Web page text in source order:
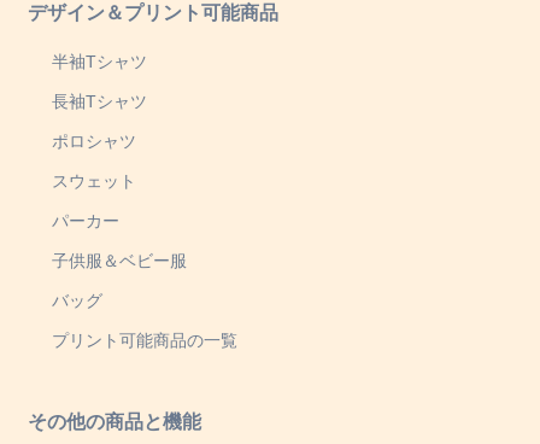
デザイン＆プリント可能商品
半袖Tシャツ
長袖Tシャツ
ポロシャツ
スウェット
パーカー
子供服＆ベビー服
バッグ
プリント可能商品の一覧
その他の商品と機能